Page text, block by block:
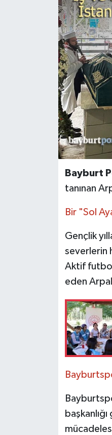
Bayburt
tanınan
Bir "Sol
Gençlik
severlerin
Aktif
eden